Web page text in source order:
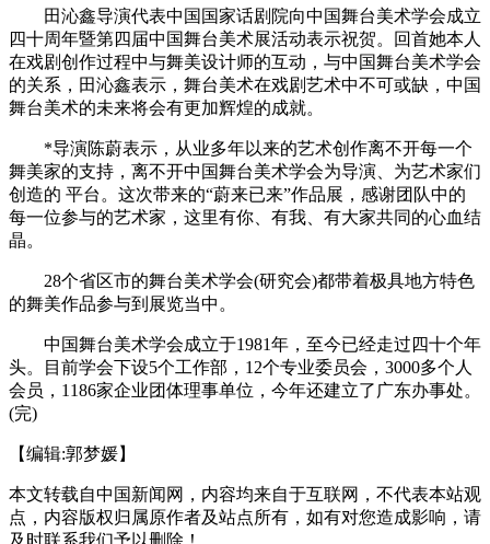
田沁鑫导演代表中国国家话剧院向中国舞台美术学会成立
四十周年暨第四届中国舞台美术展活动表示祝贺。回首她本人
在戏剧创作过程中与舞美设计师的互动，与中国舞台美术学会
的关系，田沁鑫表示，舞台美术在戏剧艺术中不可或缺，中国
舞台美术的未来将会有更加辉煌的成就。
*导演陈蔚表示，从业多年以来的艺术创作离不开每一个
舞美家的支持，离不开中国舞台美术学会为导演、为艺术家们
创造的 平台。这次带来的“蔚来已来”作品展，感谢团队中的
每一位参与的艺术家，这里有你、有我、有大家共同的心血结
晶。
28个省区市的舞台美术学会(研究会)都带着极具地方特色
的舞美作品参与到展览当中。
中国舞台美术学会成立于1981年，至今已经走过四十个年
头。目前学会下设5个工作部，12个专业委员会，3000多个人
会员，1186家企业团体理事单位，今年还建立了广东办事处。
(完)
【编辑:郭梦媛】
本文转载自中国新闻网，内容均来自于互联网，不代表本站观
点，内容版权归属原作者及站点所有，如有对您造成影响，请
及时联系我们予以删除！